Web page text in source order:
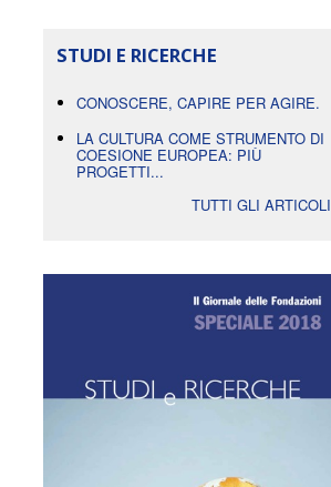
STUDI E RICERCHE
CONOSCERE, CAPIRE PER AGIRE.
LA CULTURA COME STRUMENTO DI
COESIONE EUROPEA: PIÙ
PROGETTI...
TUTTI GLI ARTICOLI